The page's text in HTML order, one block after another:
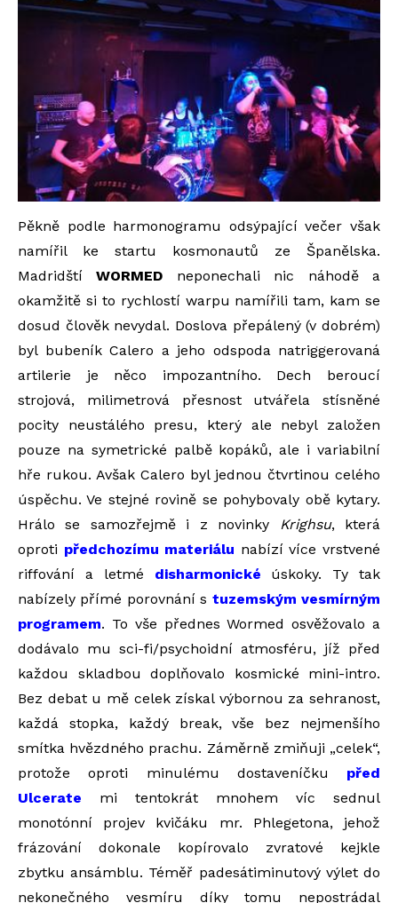
Pěkně podle harmonogramu odsýpající večer však
namířil ke startu kosmonautů ze Španělska.
MadridštíWORMED neponechali nic náhodě a
okamžitě si to rychlostí warpu namířili tam, kam se
dosud člověk nevydal. Doslova přepálený (v dobrém)
byl bubeník Calero a jeho odspoda natriggerovaná
artilerie je něco impozantního. Dech beroucí
strojová, milimetrová přesnost utvářela stísněné
pocity neustálého presu, který ale nebyl založen
pouze na symetrické palbě kopáků, ale i variabilní
hře rukou. Avšak Calero byl jednou čtvrtinou celého
úspěchu. Ve stejné rovině se pohybovaly obě kytary.
Hrálo se samozřejmě i z novinky Krighsu, která
oproti předchozímu materiálu nabízí více vrstvené
riffování a letmé disharmonické úskoky. Ty tak
nabízely přímé porovnání s tuzemským vesmírným
programem. To vše přednes Wormed osvěžovalo a
dodávalo mu sci-fi/psychoidní atmosféru, jíž před
každou skladbou doplňovalo kosmické mini-intro.
Bez debat u mě celek získal výbornou za sehranost,
každá stopka, každý break, vše bez nejmenšího
smítka hvězdného prachu. Záměrně zmiňuji „celek“,
protože oproti minulému dostaveníčku před
Ulcerate mi tentokrát mnohem víc sednul
monotónní projev kvičáku mr. Phlegetona, jehož
frázování dokonale kopírovalo zvratové kejkle
zbytku ansámblu. Téměř padesátiminutový výlet do
nekonečného vesmíru díky tomu nepostrádal